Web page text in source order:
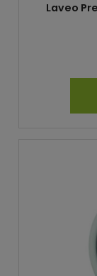
Laveo